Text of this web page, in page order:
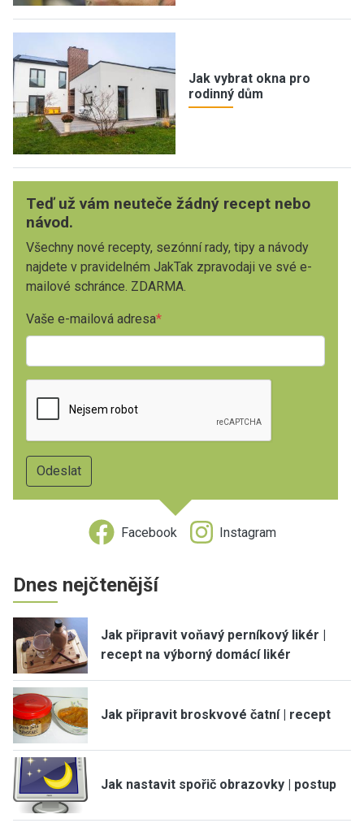
Jak vybrat okna pro
rodinný dům
Teď už vám neuteče žádný recept nebo
návod.
Všechny nové recepty, sezónní rady, tipy a návody
najdete v pravidelném JakTak zpravodaji ve své e-
mailové schránce. ZDARMA.
Vaše e-mailová adresa
Facebook Instagram
Dnes nejčtenější
Jak připravit voňavý perníkový likér |
recept na výborný domácí likér
Jak připravit broskvové čatní | recept
Jak nastavit spořič obrazovky | postup